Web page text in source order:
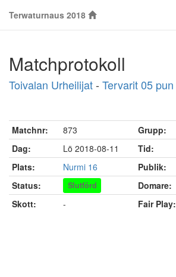
Terwaturnaus 2018
Matchprotokoll
Toivalan Urheilijat- Tervarit 05 pun
Matchnr: 873 Grupp:
Dag:
Lö 2018-08-11 Tid:
Plats:
Nurmi 16
Publik:
Status:
Slutförd Domare:
Skott:
- Fair Play: